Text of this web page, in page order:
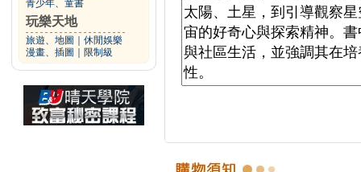
青少年、童書
玩樂天地
旅遊、地圖
休閒娛樂
漫畫、插圖
限制級